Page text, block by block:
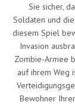
Sie sicher,
Soldaten und
diesem Spiel
Invasion
Zombie-Armee
auf ihrem Weg
Bewohner